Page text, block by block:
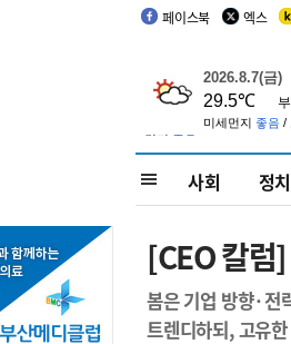
페이스북 엑스
사회 정치
[CEO 칼럼
봄은 기업 방향·전
트렌디하되, 고유